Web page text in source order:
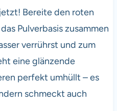
Bereite den roten
Pulverbasis zusammen
verrührst und zum
eine glänzende
perfekt umhüllt – es
schmeckt auch